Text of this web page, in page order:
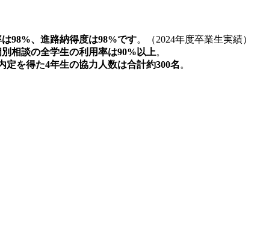
98%、進路納得度は98%です。（2024年度卒業生実績）
別相談の全学生の利用率は90%以上。
定を得た4年生の協力人数は合計約300名 。